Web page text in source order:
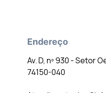
Endereço
Av. D, nº 930 - Setor
74150-040